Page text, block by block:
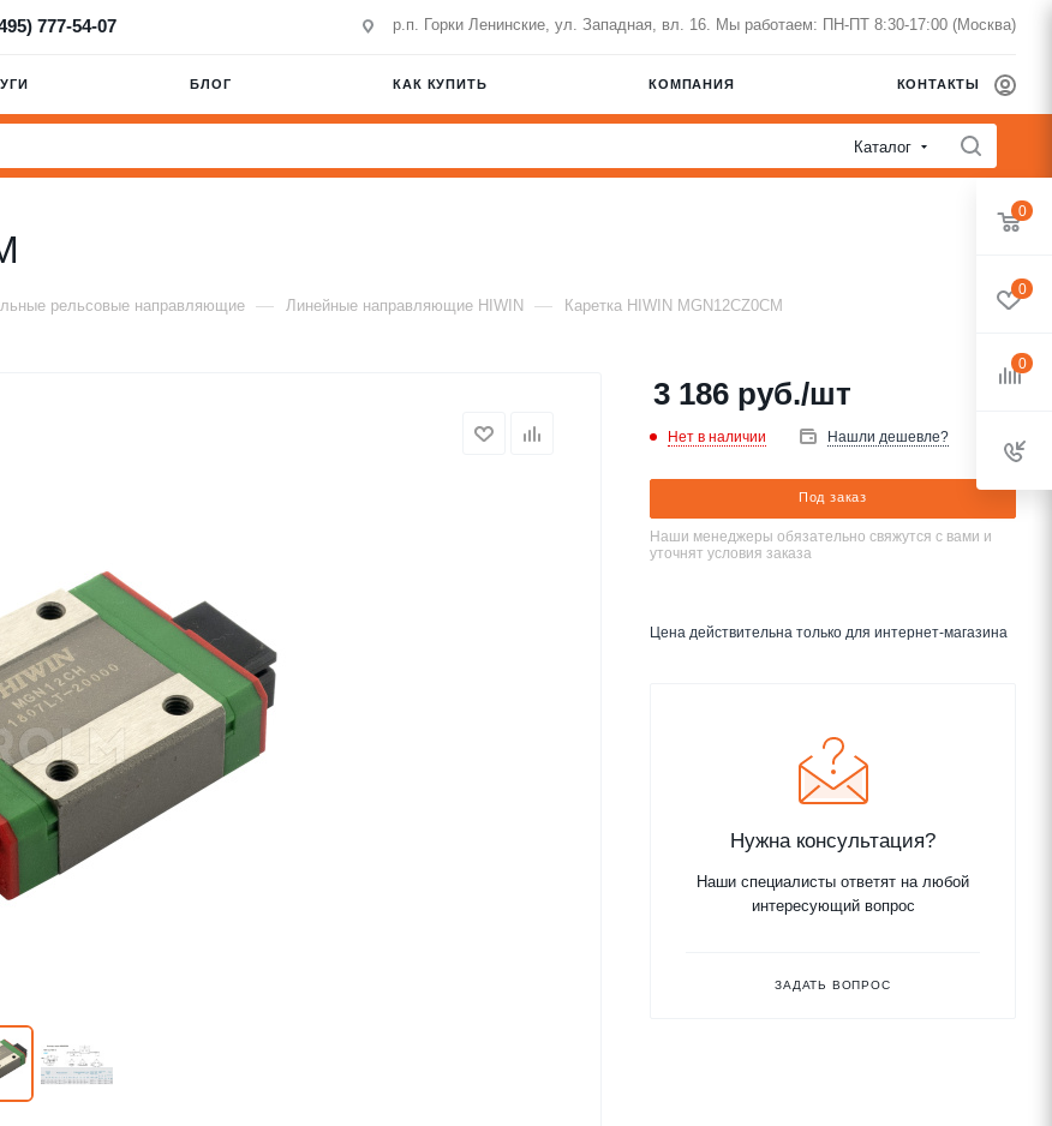
777-54-07 р.п. Горки Ленинские, ул. Западная, вл. 16. Мы работаем: ПН-ПТ 8:30-17:00 (Москва)
БЛОГ КАК КУПИТЬ КОМПАНИЯ КОНТАКТЫ
Каталог
рельсовые направляющие — Линейные направляющие HIWIN — Каретка HIWIN MGN12CZ0CM
3 186 руб./шт
Нет в наличии Нашли дешевле?
Под заказ
Наши менеджеры обязательно свяжутся с вами и
уточнят условия заказа
Цена действительна только для интернет-магазина
Нужна консультация?
Наши специалисты ответят на любой
интересующий вопрос
ЗАДАТЬ ВОПРОС
0
0
0